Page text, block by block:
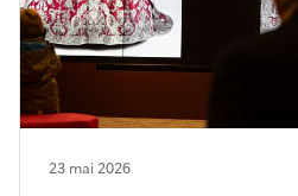
23 mai 2026